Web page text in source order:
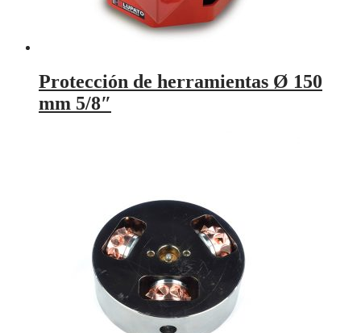
Protección de herramientas Ø 150
mm 5/8″